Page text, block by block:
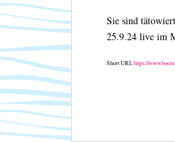
Sie sind
25.9.24 live im
Short URLhttps://